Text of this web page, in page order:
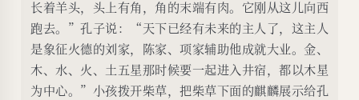
长着羊头，头上有角，角的末端有肉。它刚从这儿向西
跑去。”孔子说：“天下已经有未来的主人了，这主人
是象征火德的刘家，陈家、项家辅助他成就大业。金、
木、水、火、土五星那时候要一起进入井宿，都以木星
为中心。”小孩拨开柴草，把柴草下面的麒麟展示给孔